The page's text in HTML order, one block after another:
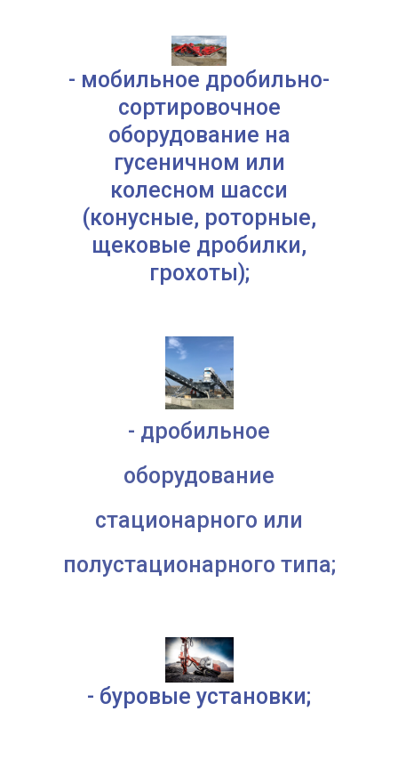
- мобильное дробильно-
сортировочное
оборудование на
гусеничном или
колесном шасси
(конусные, роторные,
щековые дробилки,
грохоты);
- дробильное
оборудование
стационарного или
полустационарного типа;
- буровые установки;